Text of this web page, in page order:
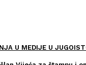
U MEDIJE U